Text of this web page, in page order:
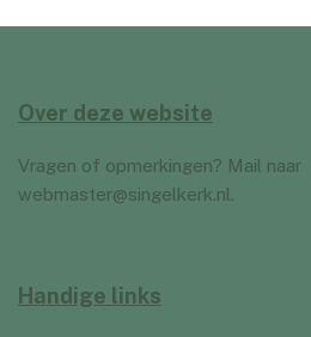
Over deze website
Vragen of opmerkingen? Mail naar
webmaster@singelkerk.nl.
Handige links